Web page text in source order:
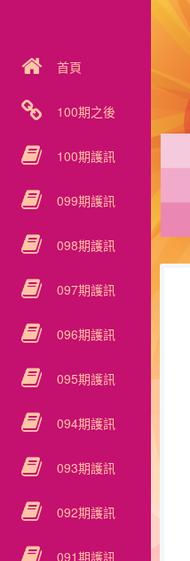
首頁
100期之後
100期護訊
099期護訊
098期護訊
097期護訊
096期護訊
095期護訊
094期護訊
093期護訊
092期護訊
091期護訊